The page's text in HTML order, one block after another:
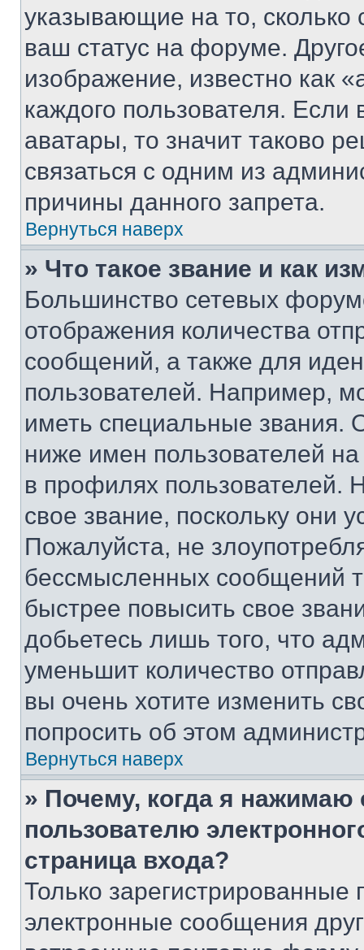
указывающие на то,
ваш статус на форуме.
изображение, известно как
каждого пользователя.
аватары, то значит таково
связаться с одним из
причины данного запрета.
Вернуться наверх
» Что такое звание и как
Большинство сетевых
отображения количества
сообщений, а также для
пользователей. Например,
иметь специальные звания.
ниже имен пользователей
в профилях
свое звание, поскольку они
Пожалуйста, не
бессмысленных сообщений
быстрее повысить свое
добьетесь лишь того, что
уменьшит количество
вы очень хотите изменить
попросить об этом
Вернуться наверх
» Почему, когда я нажимаю
пользователю
страница входа?
Только зарегистрированные
электронные сообщения